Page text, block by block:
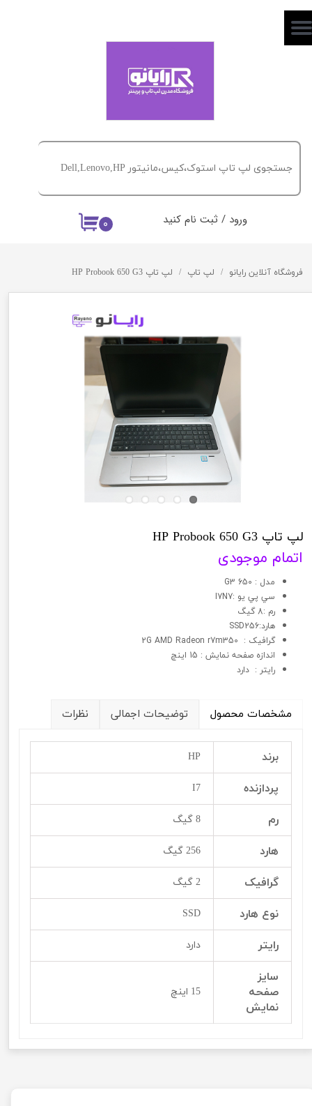
۰ ورود / ثبت نام کنید
حساب کاربری من
خروج از حساب کاربری
فروشگاه آنلاین رایانو لپ تاپ لپ تاپ HP Probook 650 G3
لپ تاپ HP Probook 650 G3
اتمام موجودی
مدل : 650 G3
سي پي يو :I7N7
رم :8 گیگ
هارد:SSD256
گرافيک : 2G AMD Radeon r7m350
اندازه صفحه نمایش : 15 اینچ
رایتر : دارد
مشخصات محصول توضیحات اجمالی نظرات
برند HP
پردازنده I7
رم 8 گیگ
هارد 256 گیگ
گرافیک 2 گیگ
نوع هارد SSD
رایتر دارد
سایز
صفحه
نمایش
15 اینچ